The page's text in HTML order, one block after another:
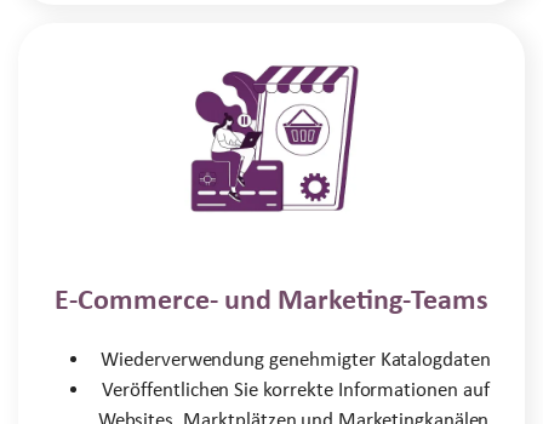
E-Commerce- und Marketing-Teams
Wiederverwendung genehmigter Katalogdaten
Veröffentlichen Sie korrekte Informationen auf
Websites, Marktplätzen und Marketingkanälen.